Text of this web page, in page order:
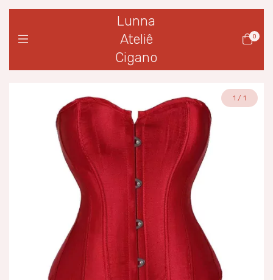
Lunna
Ateliê
Cigano
0
1 / 1